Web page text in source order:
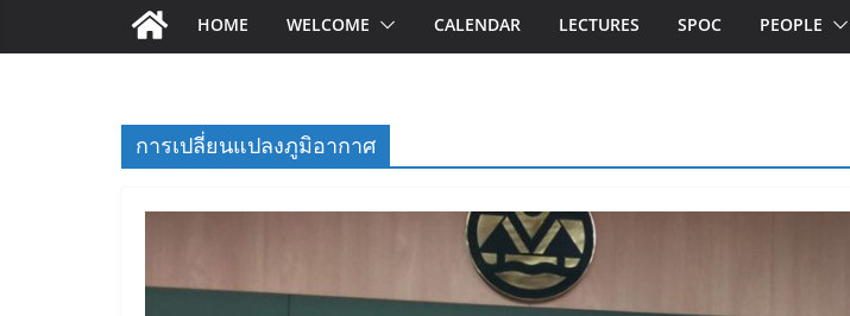
HOME WELCOME CALENDAR LECTURES SPOC PEOPLE
การเปลี่ยนแปลงภูมิอากาศ